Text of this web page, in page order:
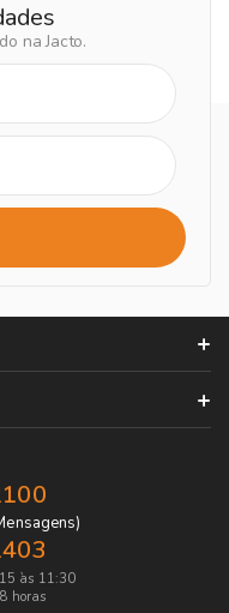
na Jacto.
às 11:30
horas